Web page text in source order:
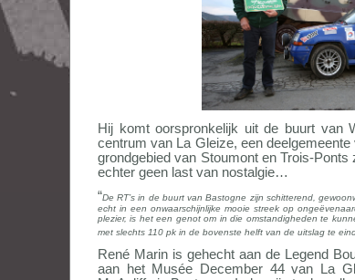
Hij komt oorspronkelijk uit de buurt van
centrum van La Gleize, een
grondgebied van Stoumont en Trois-
echter geen last van nostalgie…
“De RT’s in de buurt van Bastogne zijn schitterend,
echt in een onwaarschijnlijke mooie streek op
plezier, is het een genot om in die omstandigheden te
met slechts 110 pk in de bovenste helft van de uitslag te
René Marin is gehecht aan de Legend
aan het Musée December 44 van La